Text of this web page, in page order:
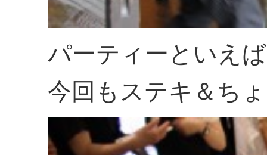
パーティーといえ
今回もステキ＆ち